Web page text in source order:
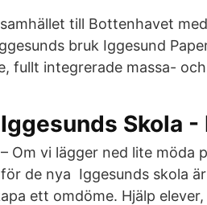
till Bottenhavet
bruk Iggesund
fullt integrerade massa-
Iggesunds Skola
– Om vi lägger ned lite möda
för de nya Iggesunds skola
ett omdöme. Hjälp